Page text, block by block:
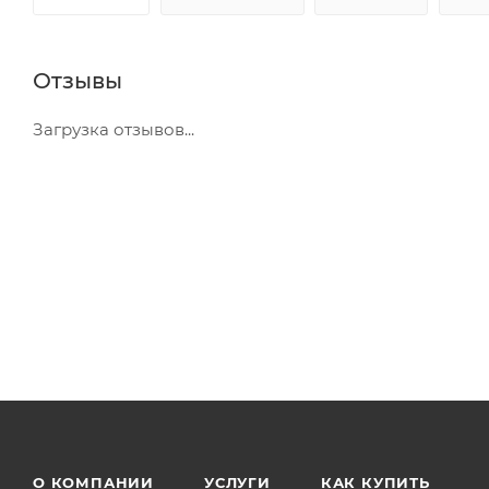
Отзывы
Загрузка отзывов...
О КОМПАНИИ УСЛУГИ КАК КУПИТЬ